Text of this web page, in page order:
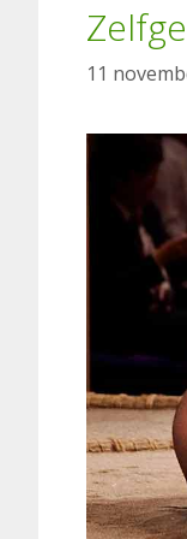
11